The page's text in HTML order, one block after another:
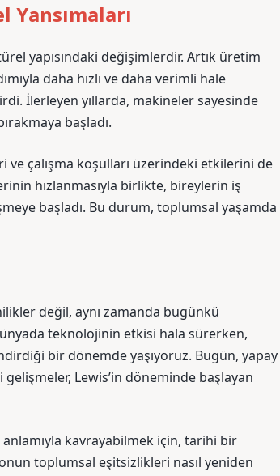
Yansımaları
yapısındaki değişimlerdir. Artık üretim
daha hızlı ve daha verimli hale
İlerleyen yıllarda, makineler sayesinde
başladı.
ve çalışma koşulları üzerindeki etkilerini de
hızlanmasıyla birlikte, bireylerin iş
başladı. Bu durum, toplumsal yaşamda
değil, aynı zamanda bugünkü
teknolojinin etkisi hala sürerken,
bir dönemde yaşıyoruz. Bugün, yapay
Lewis’in döneminde başlayan
kavrayabilmek için, tarihi bir
toplumsal eşitsizlikleri nasıl yeniden